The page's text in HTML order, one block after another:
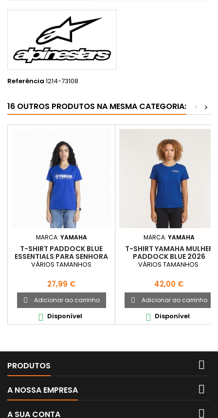
Referência 1214-73108
16 OUTROS PRODUTOS NA MESMA CATEGORIA: >
<
MARCA: YAMAHA
T-SHIRT PADDOCK BLUE
ESSENTIALS PARA SENHORA
VÁRIOS TAMANHOS
Preço
27,99 €
 Adicionar ao carrinho
 Disponível
MARCA: YAMAHA
T-SHIRT YAMAHA MULHER
PADDOCK BLUE 2026
VÁRIOS TAMANHOS
Preço
42,00 €
 Adicionar ao carrinho
 Disponível
PRODUTOS 
A NOSSA EMPRESA 
A SUA CONTA 